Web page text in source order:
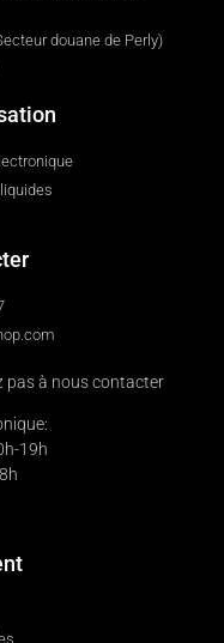
douane de Perly)
pas à nous contacter
19h